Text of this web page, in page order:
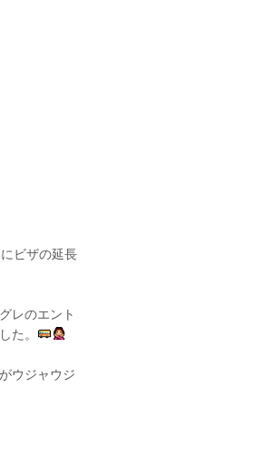
ビザの延長
レのエント
た。
ウジャウジ